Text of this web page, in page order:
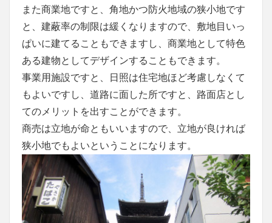
また商業地ですと、角地かつ防火地域の狭小地です
と、建蔽率の制限は緩くなりますので、敷地目いっ
ぱいに建てることもできますし、商業地として特色
ある建物としてデザインすることもできます。
事業用施設ですと、日照は住宅地ほど考慮しなくて
もよいですし、道路に面した所ですと、路面店とし
てのメリットを出すことができます。
商売は立地が命ともいいますので、立地が良ければ
狭小地でもよいということになります。